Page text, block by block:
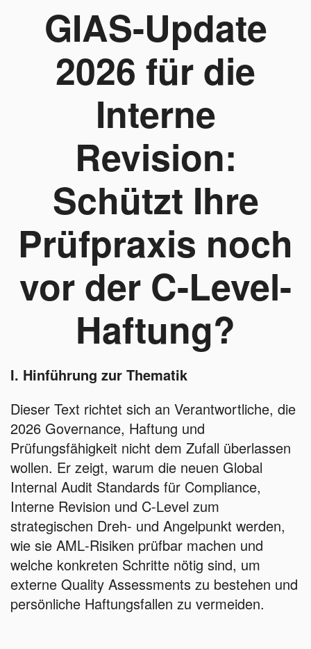
GIAS-Update
2026 für die
Interne
Revision:
Schützt Ihre
Prüfpraxis noch
vor der C-Level-
Haftung?
I. Hinführung zur Thematik
Dieser Text richtet sich an Verantwortliche, die
2026 Governance, Haftung und
Prüfungsfähigkeit nicht dem Zufall überlassen
wollen. Er zeigt, warum die neuen Global
Internal Audit Standards für Compliance,
Interne Revision und C‑Level zum
strategischen Dreh‑ und Angelpunkt werden,
wie sie AML‑Risiken prüfbar machen und
welche konkreten Schritte nötig sind, um
externe Quality Assessments zu bestehen und
persönliche Haftungsfallen zu vermeiden.